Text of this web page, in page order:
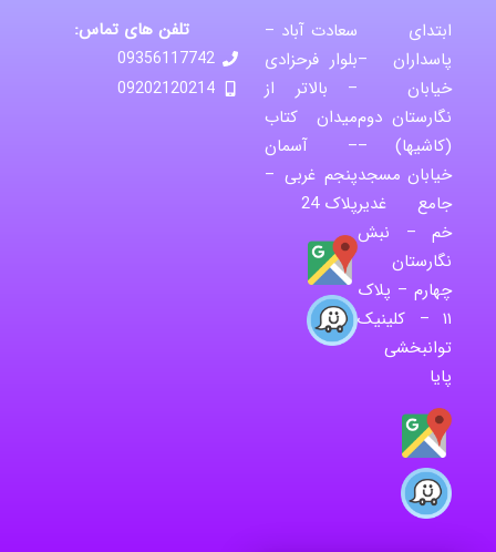
ابتدای
پاسداران –
خیابان
نگارستان دوم
(کاشیها) –
خیابان مسجد
جامع غدیر
خم – نبش
نگارستان
چهارم – پلاک
۱۱ – کلینیک
توانبخشی
پایا
سعادت آباد –
بلوار فرحزادی
– بالاتر از
میدان کتاب
– آسمان
پنجم غربی –
پلاک 24
تلفن های تماس:
09356117742
09202120214